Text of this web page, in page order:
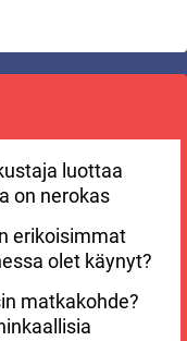
luottaa
on nerokas
erikoisimmat
olet käynyt?
matkakohde?